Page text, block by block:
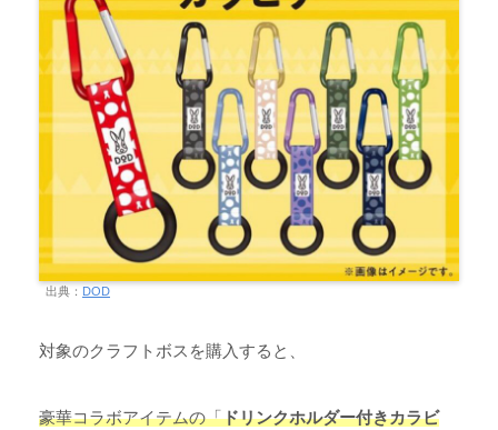
出典： DOD
対象のクラフトボスを購入すると、
豪華コラボアイテムの「ドリンクホルダー付きカラビ